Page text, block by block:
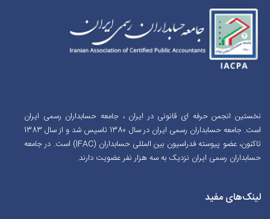
نخستین انجمن حرفه ای قانونی در ایران ، جامعه حسابداران رسمی ایران
است. جامعه حسابداران رسمی ایران در سال 1380 تاسیس شد و از سال 1383
تاکنون، عضو پیوسته فدراسیون بین المللی حسابداران (IFAC) است. در جامعه
حسابداران رسمی ایران نزدیک به سه هزار نفر عضویت دارند.
لینک‌های مفید